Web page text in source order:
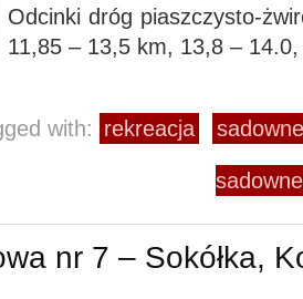
Odcinki dróg piaszczysto-
11,85 – 13,5 km, 13,8 –
with: rekreacja sadowne
sadowne
nr 7 – Sokółka,